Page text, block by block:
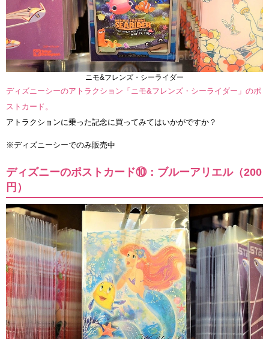
ニモ&フレンズ・シーライダー
ディズニーシーのアトラクション「ニモ&フレンズ・シーライダー」のポ
ストカード。
アトラクションに乗った記念に買ってみてはいかがですか？
※ディズニーシーでのみ販売中
ディズニーのポストカード⑩：ブルーアリエル（200
円）